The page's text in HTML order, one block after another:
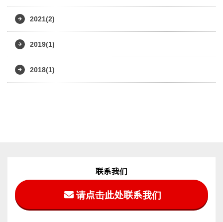
2021(2)
2019(1)
2018(1)
联系我们
请点击此处联系我们